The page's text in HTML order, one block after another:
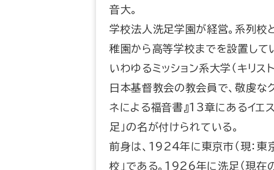
音大。
学校法人洗足学園が経営。系列校
稚園から高等学校までを設置してい
いわゆるミッション系大学（キリ
日本基督教会の教会員で、敬虔な
ネによる福音書』13章にあるイエ
足」の名が付けられている。
前身は、1924年に東京市（現：東
校」である。1926年に洗足（現在